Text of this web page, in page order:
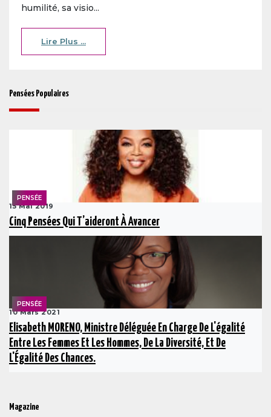
humilité, sa visio...
Lire Plus ...
Pensées Populaires
PENSÉE
15 Mai 2019
Cinq Pensées Qui T’aideront À Avancer
PENSÉE
10 Mars 2021
Elisabeth MORENO, Ministre Déléguée En Charge De L'égalité
Entre Les Femmes Et Les Hommes, De La Diversité, Et De
L'Égalité Des Chances.
Magazine